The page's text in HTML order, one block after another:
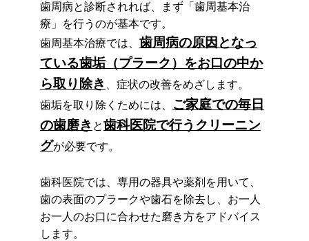
歯周病と診断されれば、まず「歯周基本治
療」を行うのが基本です。
歯周基本治療では、 歯周病の原因となっ
ている歯垢（プラーク）をお口の中か
ら取り除き
、症状の改善をめざします。
歯垢を取り除くためには、
ご家庭での毎日
の歯磨き と歯科医院で行うクリーニン
グが必要です。
歯科医院では、専用の器具や薬剤を用いて、
歯の表面のプラークや歯石を除去し、お一人
お一人のお口に合わせた磨き方をアドバイス
します。